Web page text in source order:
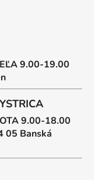
9.00-19.00
9.00-18.00
05 Banská